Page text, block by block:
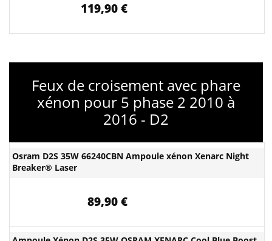
119,90 €
Feux de croisement avec phare
xénon pour 5 phase 2 2010 à
2016 - D2
Osram D2S 35W 66240CBN Ampoule xénon Xenarc Night
Breaker® Laser
89,90 €